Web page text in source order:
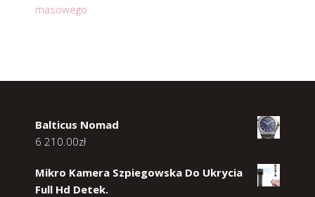
masowego
Balticus Nomad
6 210.00zł
Mikro Kamera Szpiegowska Do Ukrycia
Full Hd Detek.